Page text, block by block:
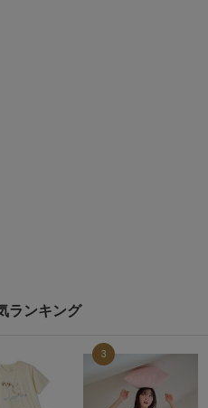
ランキング